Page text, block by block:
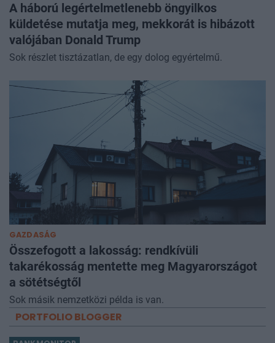
A háború legértelmetlenebb öngyilkos
küldetése mutatja meg, mekkorát is hibázott
valójában Donald Trump
Sok részlet tisztázatlan, de egy dolog egyértelmű.
GAZDASÁG
Összefogott a lakosság: rendkívüli
takarékosság mentette meg Magyarországot
a sötétségtől
Sok másik nemzetközi példa is van.
PORTFOLIO BLOGGER